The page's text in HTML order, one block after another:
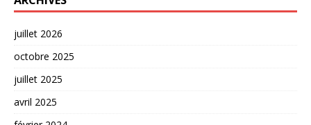
juillet 2026
octobre 2025
juillet 2025
avril 2025